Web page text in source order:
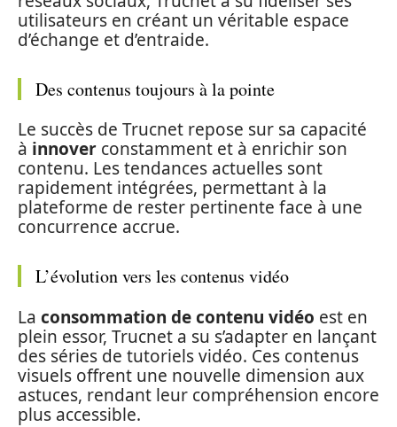
utilisateurs en créant un véritable espace
d’échange et d’entraide.
Des contenus toujours à la pointe
Le succès de Trucnet repose sur sa capacité
à innover constamment et à enrichir son
contenu. Les tendances actuelles sont
rapidement intégrées, permettant à la
plateforme de rester pertinente face à une
concurrence accrue.
L’évolution vers les contenus vidéo
La consommation de contenu vidéo est en
plein essor, Trucnet a su s’adapter en lançant
des séries de tutoriels vidéo. Ces contenus
visuels offrent une nouvelle dimension aux
astuces, rendant leur compréhension encore
plus accessible.